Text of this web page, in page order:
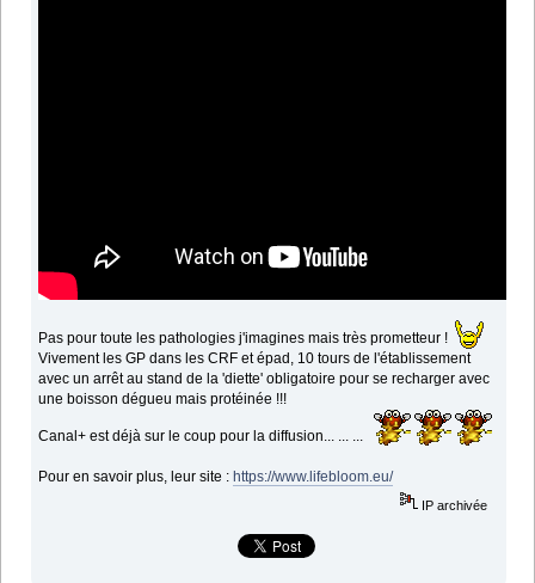
Pas pour toute les pathologies j'imagines mais très prometteur !
Vivement les GP dans les CRF et épad, 10 tours de l'établissement
avec un arrêt au stand de la 'diette' obligatoire pour se recharger avec
une boisson dégueu mais protéinée !!!
Canal+ est déjà sur le coup pour la diffusion... ... ...
Pour en savoir plus, leur site : https://www.lifebloom.eu/
IP archivée